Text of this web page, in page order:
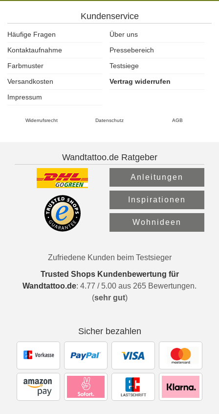
Kundenservice
Häufige Fragen
Über uns
Kontaktaufnahme
Pressebereich
Farbmuster
Testsiege
Versandkosten
Vertrag widerrufen
Impressum
Widerrufsrecht Datenschutz AGB
Wandtattoo.de Ratgeber
Anleitungen
Inspirationen
Wohnideen
Zufriedene Kunden beim Testsieger
Trusted Shops Kundenbewertung für
Wandtattoo.de: 4.77 / 5.00 aus 265 Bewertungen.
(sehr gut)
Sicher bezahlen